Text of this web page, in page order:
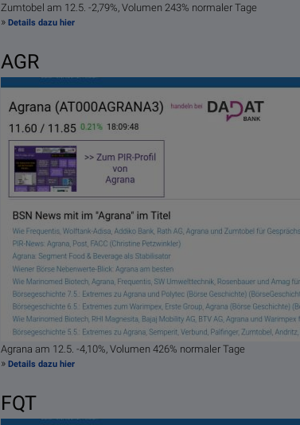
Zumtobel am 12.5. -2,79%, Volumen 243% normaler Tage
»Details dazu hier
AGR
Agrana am 12.5. -4,10%, Volumen 426% normaler Tage
»Details dazu hier
FQT